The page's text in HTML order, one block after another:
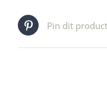
Pin dit product